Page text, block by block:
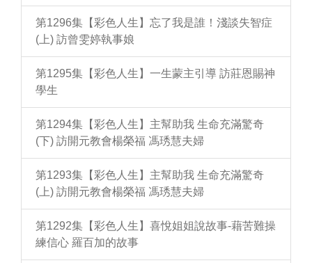
第1296集【彩色人生】忘了我是誰！淺談失智症
(上) 訪曾雯婷執事娘
第1295集【彩色人生】一生蒙主引導 訪莊恩賜神
學生
第1294集【彩色人生】主幫助我 生命充滿驚奇
(下) 訪開元教會楊榮福 馮琇慧夫婦
第1293集【彩色人生】主幫助我 生命充滿驚奇
(上) 訪開元教會楊榮福 馮琇慧夫婦
第1292集【彩色人生】喜悅姐姐說故事-藉苦難操
練信心 羅百加的故事